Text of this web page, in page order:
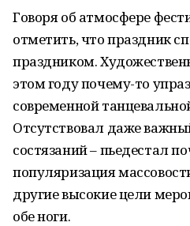
Говоря об атмосфере
отметить, что праздник
праздником.
этом году почему-то
современной
Отсутствовал даже
состязаний – пьедестал
популяризация
другие высокие цели
обе ноги.